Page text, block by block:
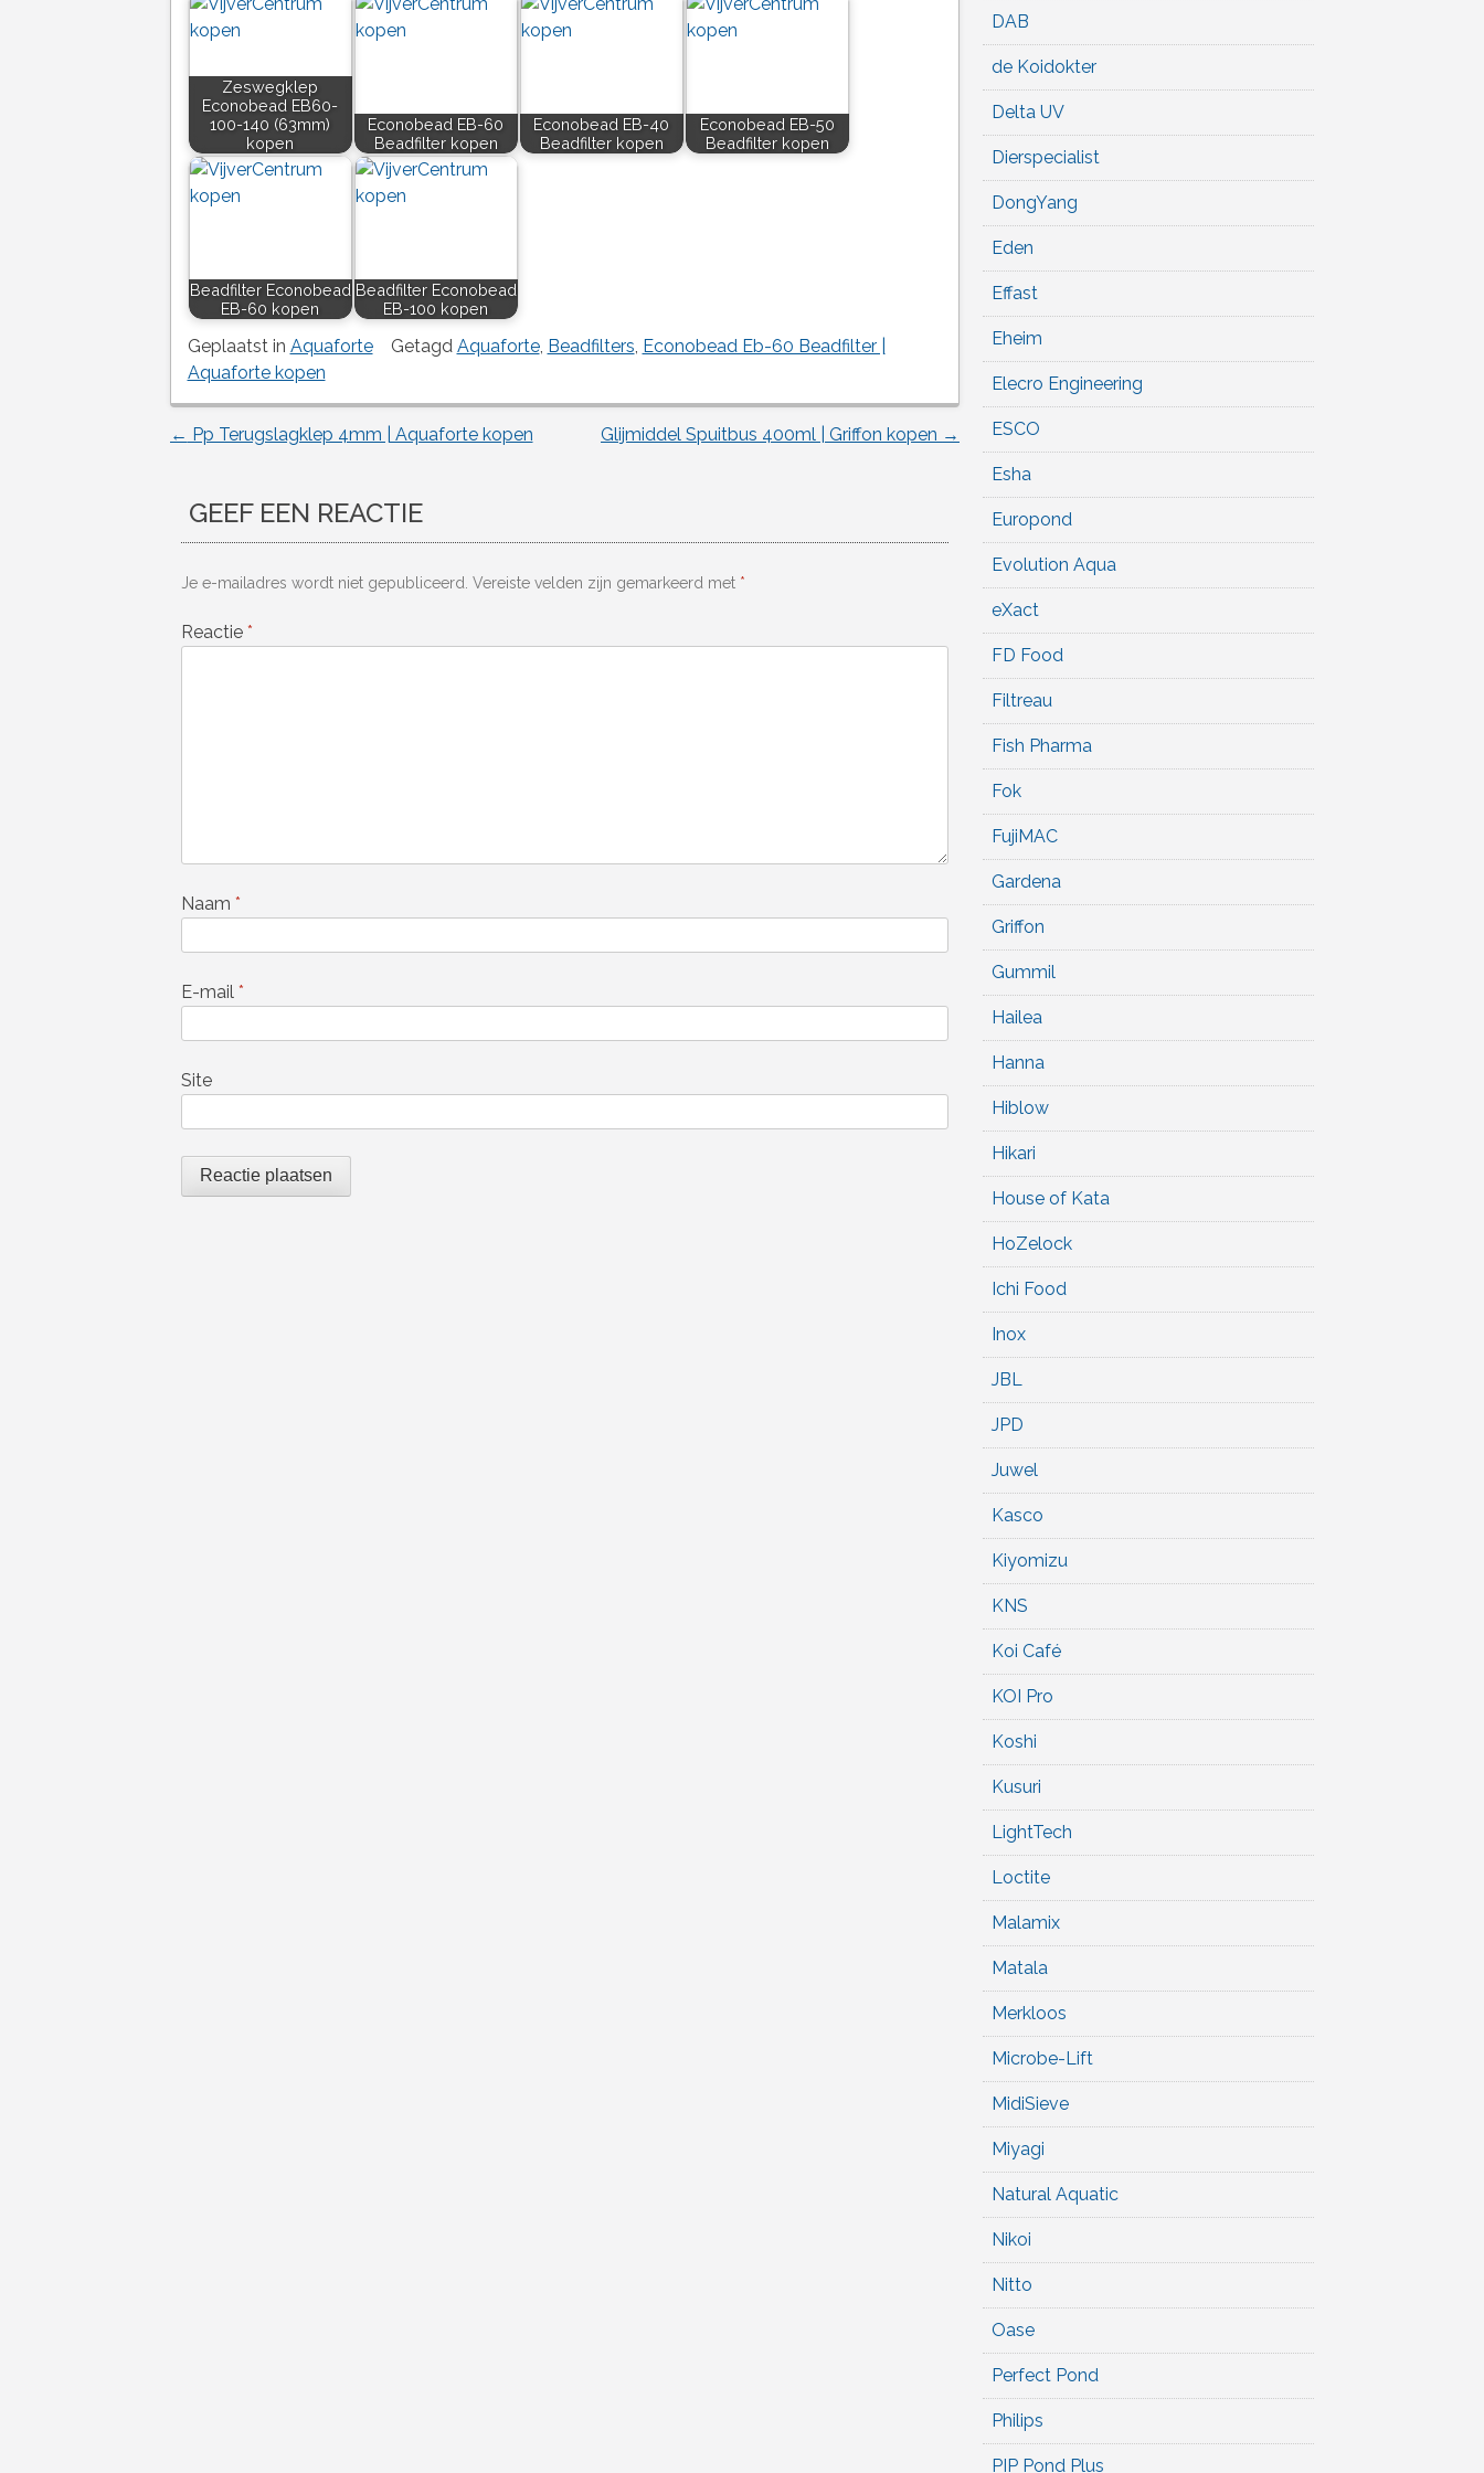
Zeswegklep
Econobead EB60-
100-140 (63mm)
kopen
Econobead EB-60
Beadfilter kopen
Econobead EB-40
Beadfilter kopen
Econobead EB-50
Beadfilter kopen
Beadfilter Econobead
EB-60 kopen
Beadfilter Econobead
EB-100 kopen
Geplaatst in Aquaforte Getagd Aquaforte, Beadfilters, Econobead Eb-60 Beadfilter |
Aquaforte kopen
Berichtnavigatie
← Pp Terugslagklep 4mm | Aquaforte kopen Glijmiddel Spuitbus 400ml | Griffon kopen →
GEEF EEN REACTIE
Je e-mailadres wordt niet gepubliceerd. Vereiste velden zijn gemarkeerd met *
Reactie *
Naam *
E-mail *
Site
DAB
de Koidokter
Delta UV
Dierspecialist
DongYang
Eden
Effast
Eheim
Elecro Engineering
ESCO
Esha
Europond
Evolution Aqua
eXact
FD Food
Filtreau
Fish Pharma
Fok
FujiMAC
Gardena
Griffon
Gummil
Hailea
Hanna
Hiblow
Hikari
House of Kata
HoZelock
Ichi Food
Inox
JBL
JPD
Juwel
Kasco
Kiyomizu
KNS
Koi Café
KOI Pro
Koshi
Kusuri
LightTech
Loctite
Malamix
Matala
Merkloos
Microbe-Lift
MidiSieve
Miyagi
Natural Aquatic
Nikoi
Nitto
Oase
Perfect Pond
Philips
PIP Pond Plus